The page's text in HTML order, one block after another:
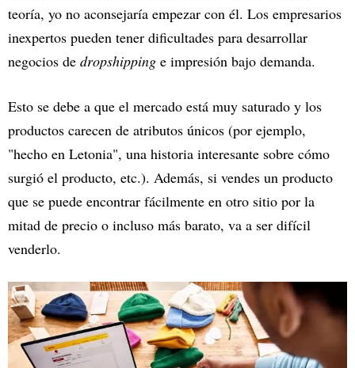
teoría, yo no aconsejaría empezar con él. Los empresarios
inexpertos pueden tener dificultades para desarrollar
negocios de dropshipping e impresión bajo demanda.
Esto se debe a que el mercado está muy saturado y los
productos carecen de atributos únicos (por ejemplo,
"hecho en Letonia", una historia interesante sobre cómo
surgió el producto, etc.). Además, si vendes un producto
que se puede encontrar fácilmente en otro sitio por la
mitad de precio o incluso más barato, va a ser difícil
venderlo.